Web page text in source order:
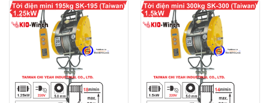
Sở hữu tời nâng KIO Winch giúp tối ưu hóa công việc.
Quý khách hàng cần được hỗ trợ hoặc tư vấn về sản
phẩm, hãy đến vớiCông ty TNHH Thiết Bị Công
nghiệp M5s.Chúng tôi cam kết cung cấp sản phẩm